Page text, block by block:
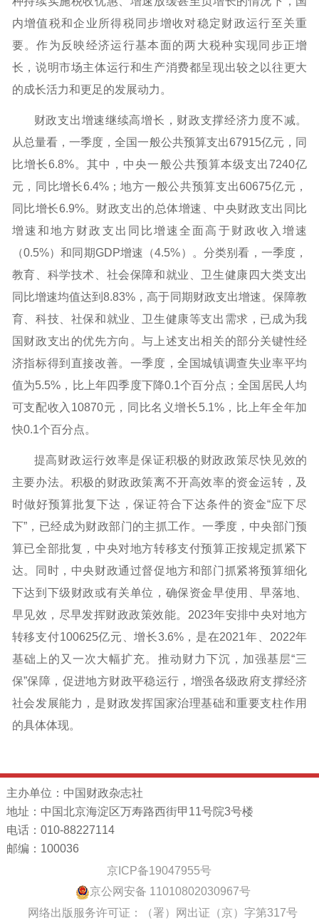
内增值税和企业所得税同步增收对稳定财政运行至关重
要。作为反映经济运行基本面的两大税种实现同步正增
长，说明市场主体运行和生产消费都呈现出较之以往更大
的成长活力和更足的发展动力。
财政支出增速继续高增长，财政支撑经济力度不减。
从总量看，一季度，全国一般公共预算支出67915亿元，同
比增长6.8%。其中，中央一般公共预算本级支出7240亿
元，同比增长6.4%；地方一般公共预算支出60675亿元，
同比增长6.9%。财政支出的总体增速、中央财政支出同比
增速和地方财政支出同比增速全面高于财政收入增速
（0.5%）和同期GDP增速（4.5%）。分类别看，一季度，
教育、科学技术、社会保障和就业、卫生健康四大类支出
同比增速均值达到8.83%，高于同期财政支出增速。保障教
育、科技、社保和就业、卫生健康等支出需求，已成为我
国财政支出的优先方向。与上述支出相关的部分关键性经
济指标得到直接改善。一季度，全国城镇调查失业率平均
值为5.5%，比上年四季度下降0.1个百分点；全国居民人均
可支配收入10870元，同比名义增长5.1%，比上年全年加
快0.1个百分点。
提高财政运行效率是保证积极的财政政策尽快见效的
主要办法。积极的财政政策离不开高效率的资金运转，及
时做好预算批复下达，保证符合下达条件的资金“应下尽
下”，已经成为财政部门的主抓工作。一季度，中央部门预
算已全部批复，中央对地方转移支付预算正按规定抓紧下
达。同时，中央财政通过督促地方和部门抓紧将预算细化
下达到下级财政或有关单位，确保资金早使用、早落地、
早见效，尽早发挥财政政策效能。2023年安排中央对地方
转移支付100625亿元、增长3.6%，是在2021年、2022年
基础上的又一次大幅扩充。推动财力下沉，加强基层“三
保”保障，促进地方财政平稳运行，增强各级政府支撑经济
社会发展能力，是财政发挥国家治理基础和重要支柱作用
的具体体现。
主办单位：中国财政杂志社
地址：中国北京海淀区万寿路西街甲11号院3号楼
电话：010-88227114
邮编：100036
京ICP备19047955号
京公网安备 11010802030967号
网络出版服务许可证：（署）网出证（京）字第317号